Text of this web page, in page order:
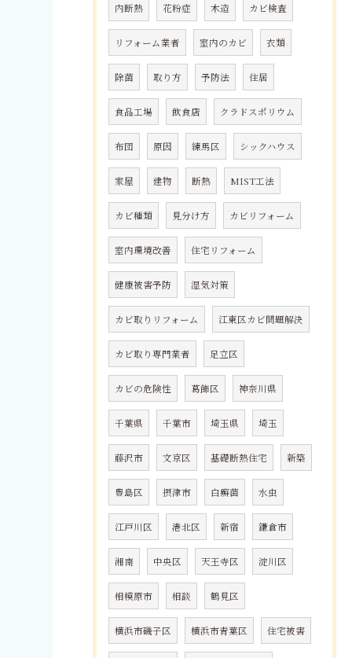
内断熱 花粉症 木造 カビ検査
リフォーム業者 室内のカビ 衣類
除菌 取り方 予防法 住居
食品工場 飲食店 クラドスポリウム
布団 原因 練馬区 シックハウス
家屋 建物 断熱 MIST工法
カビ種類 見分け方 カビリフォーム
室内環境改善 住宅リフォーム
健康被害予防 湿気対策
カビ取りリフォーム 江東区カビ問題解決
カビ取り専門業者 足立区
カビの危険性 葛飾区 神奈川県
千葉県 千葉市 埼玉県 埼玉
藤沢市 文京区 基礎断熱住宅 新築
豊島区 摂津市 白癬菌 水虫
江戸川区 港北区 新宿 鎌倉市
湘南 中央区 天王寺区 淀川区
相模原市 相談 鶴見区
横浜市磯子区 横浜市青葉区 住宅被害